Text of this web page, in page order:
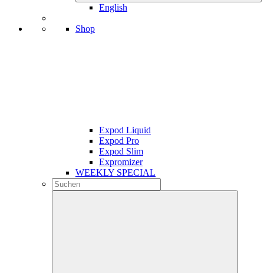
English
Shop
Expod Liquid
Expod Pro
Expod Slim
Expromizer
WEEKLY SPECIAL